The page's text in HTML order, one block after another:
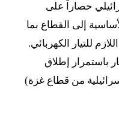
حصاراً على
إلى القطاع بما
للتيار الكهربائي.
باستمرار إطلاق
من قطاع غزة)